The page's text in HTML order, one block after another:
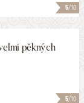
5/10
5/10
pěkných